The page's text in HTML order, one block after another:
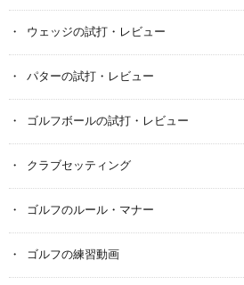
ウェッジの試打・レビュー
パターの試打・レビュー
ゴルフボールの試打・レビュー
クラブセッティング
ゴルフのルール・マナー
ゴルフの練習動画